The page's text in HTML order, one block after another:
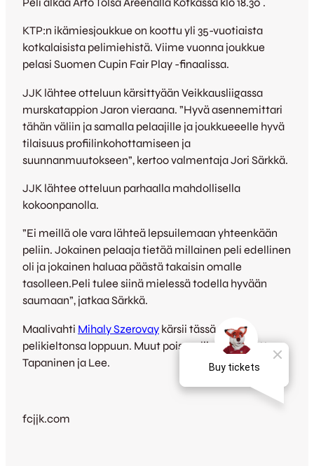
KTP:n ikämiesjoukkue on koottu yli 35-vuotiaista
kotkalaisista pelimiehistä. Viime vuonna joukkue
pelasi Suomen Cupin Fair Play -finaalissa.
JJK lähtee otteluun kärsittyään Veikkausliigassa
murskatappion Jaron vieraana. ”Hyvä asennemittari
tähän väliin ja samalla pelaajille ja joukkueeelle hyvä
tilaisuus profiilinkohottamiseen ja
suunnanmuutokseen”, kertoo valmentaja Jori Särkkä.
JJK lähtee otteluun parhaalla mahdollisella
kokoonpanolla.
”Ei meillä ole vara lähteä lepsuilemaan yhteenkään
peliin. Jokainen pelaaja tietää millainen peli edellinen
oli ja jokainen haluaa päästä takaisin omalle
tasolleen.Peli tulee siinä mielessä todella hyvään
saumaan”, jatkaa Särkkä.
Maalivahti Mihaly Szerovay kärsii tässä pelissä
pelikieltonsa loppuun. Muut poissaolijat ovat Antto
Tapaninen ja Lee.
fcjjk.com